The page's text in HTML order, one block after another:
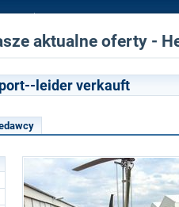
aktualne oferty -
leider verkauft